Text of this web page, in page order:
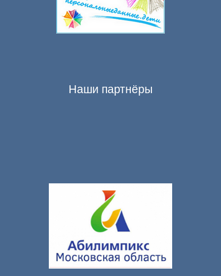
Наши партнёры